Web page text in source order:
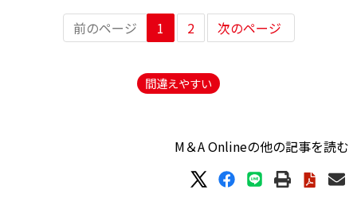
前のページ 1 2 次のページ
間違えやすい
M＆A Onlineの他の記事を読む